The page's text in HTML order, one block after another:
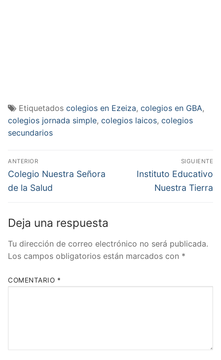
Etiquetados colegios en Ezeiza, colegios en GBA,
colegios jornada simple, colegios laicos, colegios
secundarios
Navegación
de
entradas
ANTERIOR
Entrada
anterior:
Colegio Nuestra Señora
de la Salud
SIGUIENTE
Entrada
siguiente:
Instituto Educativo
Nuestra Tierra
Deja una respuesta
Tu dirección de correo electrónico no será publicada.
Los campos obligatorios están marcados con *
COMENTARIO *